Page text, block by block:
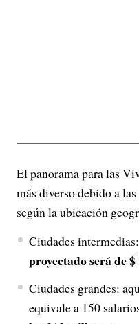
El panorama para las
más diverso debido a
según la ubicación
Ciudades
proyectado será de $
Ciudades grandes:
equivale a 150